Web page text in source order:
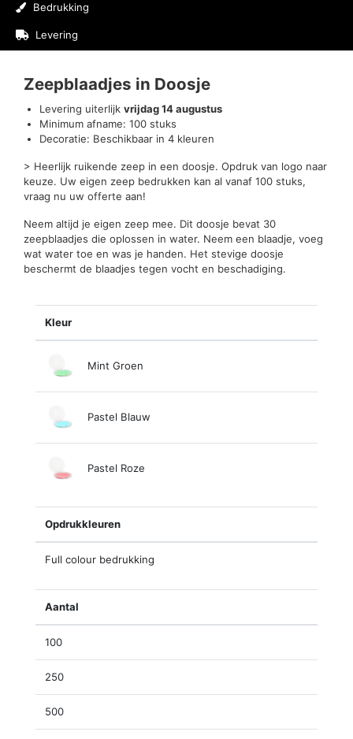
Bedrukking
Levering
Zeepblaadjes in Doosje
Levering uiterlijk vrijdag 14 augustus
Minimum afname: 100 stuks
Decoratie: Beschikbaar in 4 kleuren
> Heerlijk ruikende zeep in een doosje. Opdruk van logo naar
keuze. Uw eigen zeep bedrukken kan al vanaf 100 stuks,
vraag nu uw offerte aan!
Neem altijd je eigen zeep mee. Dit doosje bevat 30
zeepblaadjes die oplossen in water. Neem een blaadje, voeg
wat water toe en was je handen. Het stevige doosje
beschermt de blaadjes tegen vocht en beschadiging.
Kleur
Mint Groen
Pastel Blauw
Pastel Roze
Opdrukkleuren
Full colour bedrukking
Aantal
100
250
500